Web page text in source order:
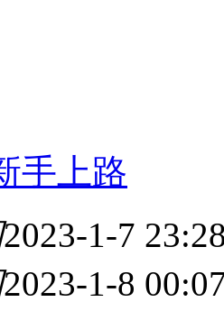
手上路
2023-1-7
2023-1-8